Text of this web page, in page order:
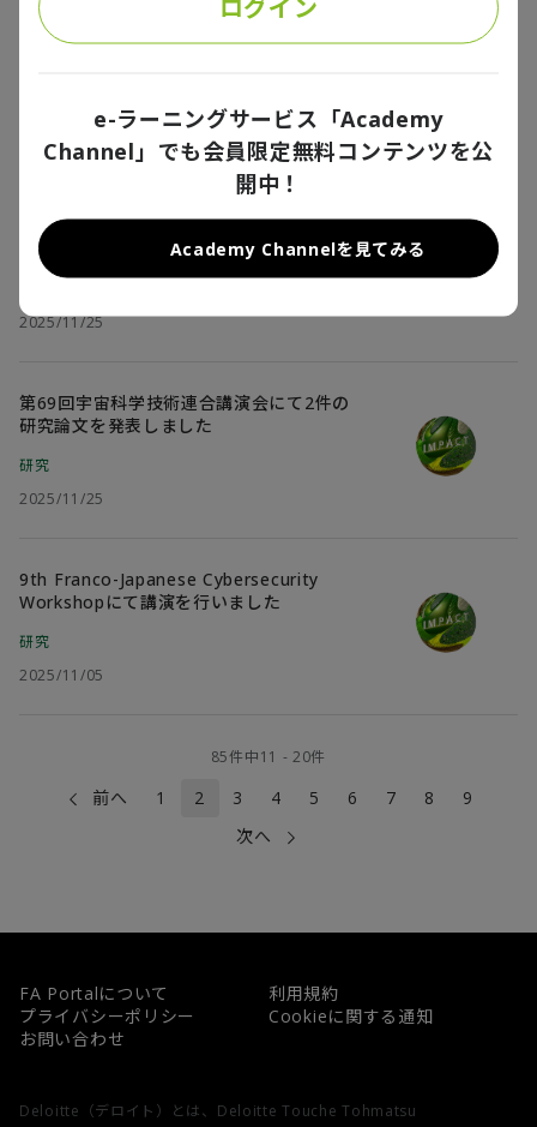
情報処理学会論文誌に研究論文が採録され
ました
2025/12/01
Security (IWSEC2025) にて研究ポスター
を発表しました
2025/11/25
第69回宇宙科学技術連合講演会にて2件の
研究論文を発表しました
研究
2025/11/25
9th Franco-Japanese Cybersecurity
Workshopにて講演を行いました
研究
2025/11/05
85件中11 -20件
前へ 1 2 3 4 5 6 7 8
9
次へ
FA Portalについて
利用規約
プライバシーポリシー
Cookieに関する通知
お問い合わせ
Deloitte（デロイト）とは、Deloitte Touche Tohmatsu
ログイン
e-ラーニングサービス「Academy
Channel」でも会員限定無料コンテンツを公
開中！
Academy Channelを見てみる